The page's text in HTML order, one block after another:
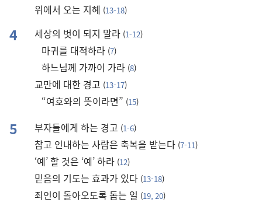
위에서 오는 지혜 (13-18)
4 세상의 벗이 되지 말라 (1-12)
마귀를 대적하라 (7)
하느님께 가까이 가라 (8)
교만에 대한 경고 (13-17)
“여호와의 뜻이라면” (15)
5 부자들에게 하는 경고 (1-6)
참고 인내하는 사람은 축복을 받는다 (7-11)
‘예’ 할 것은 ‘예’ 하라 (12)
믿음의 기도는 효과가 있다 (13-18)
죄인이 돌아오도록 돕는 일 (19, 20)